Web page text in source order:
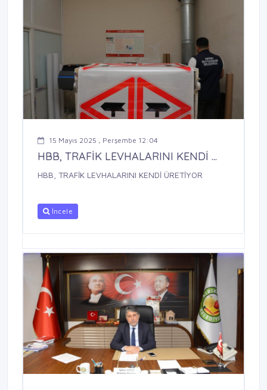
15 Mayıs 2025 , Perşembe 12:04
HBB, TRAFİK LEVHALARINI KENDİ ...
HBB, TRAFİK LEVHALARINI KENDİ ÜRETİYOR
İncele